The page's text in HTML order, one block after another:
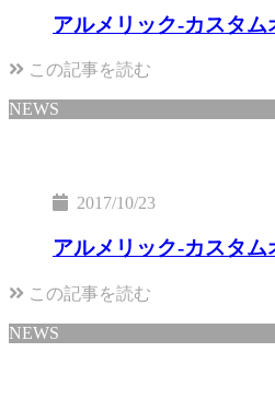
アルメリック-カスタム
この記事を読む
NEWS
2017/10/23
アルメリック-カスタム
この記事を読む
NEWS